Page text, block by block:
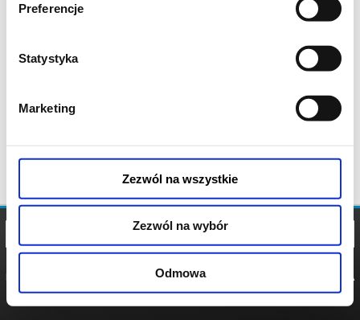
Preferencje
Statystyka
Marketing
Zezwól na wszystkie
Zezwól na wybór
Odmowa
POLITYKA
POLITYKA